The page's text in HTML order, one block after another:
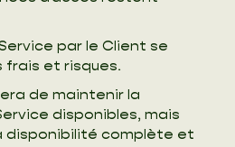
par le Client se
et risques.
de maintenir la
disponibles, mais
disponibilité complète et